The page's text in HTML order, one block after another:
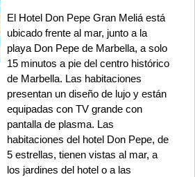
El Hotel Don Pepe Gran Meliá está
ubicado frente al mar, junto a la
playa Don Pepe de Marbella, a solo
15 minutos a pie del centro histórico
de Marbella. Las habitaciones
presentan un diseño de lujo y están
equipadas con TV grande con
pantalla de plasma. Las
habitaciones del hotel Don Pepe, de
5 estrellas, tienen vistas al mar, a
los jardines del hotel o a las